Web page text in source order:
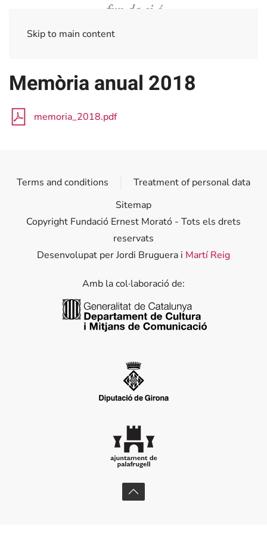
Skip to main content
Memòria anual 2018
memoria_2018.pdf
Terms and conditions
Treatment of personal data
Sitemap
Copyright Fundació Ernest Morató - Tots els drets
reservats
Desenvolupat per Jordi Bruguera i Martí Reig
Amb la col·laboració de:
Generalitat de Catalunya
Diputació de Girona
Ajuntament de Palafrugell